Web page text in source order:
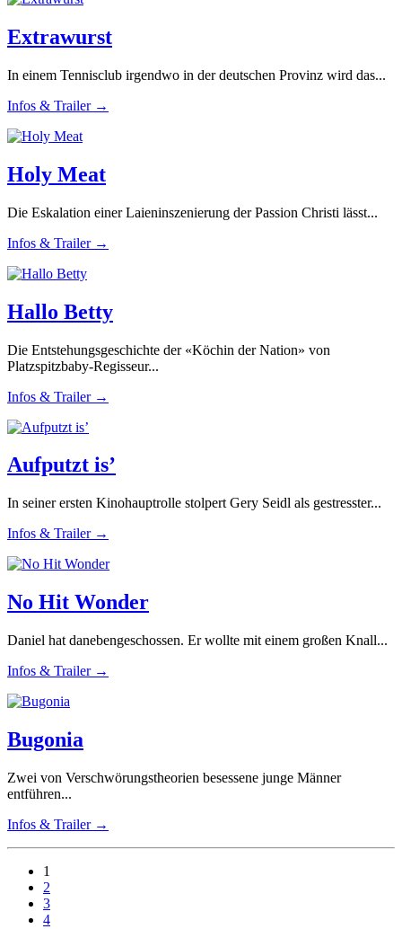
Extrawurst
In einem Tennisclub irgendwo in der deutschen Provinz wird das...
Infos & Trailer →
Holy Meat
Die Eskalation einer Laieninszenierung der Passion Christi lässt...
Infos & Trailer →
Hallo Betty
Die Entstehungsgeschichte der «Köchin der Nation» von
Platzspitzbaby-Regisseur...
Infos & Trailer →
Aufputzt is’
In seiner ersten Kinohauptrolle stolpert Gery Seidl als gestresster...
Infos & Trailer →
No Hit Wonder
Daniel hat danebengeschossen. Er wollte mit einem großen Knall...
Infos & Trailer →
Bugonia
Zwei von Verschwörungstheorien besessene junge Männer
entführen...
Infos & Trailer →
1
2
3
4